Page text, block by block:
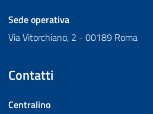
Sede operativa
Via Vitorchiano, 2 - 00189 Roma
Contatti
Centralino